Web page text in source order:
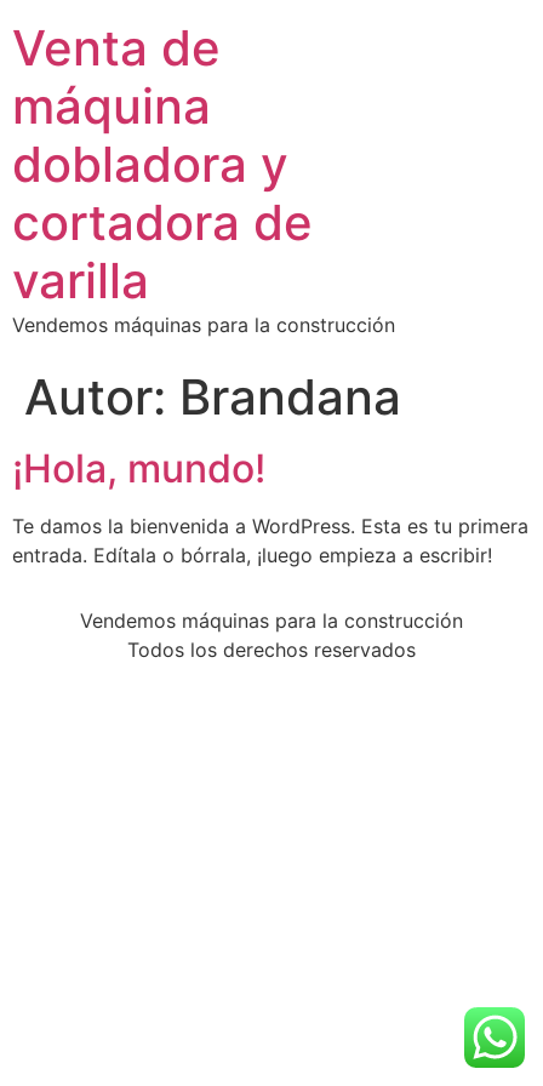
Venta de
máquina
dobladora y
cortadora de
varilla
Vendemos máquinas para la construcción
Autor: Brandana
¡Hola, mundo!
Te damos la bienvenida a WordPress. Esta es tu primera
entrada. Edítala o bórrala, ¡luego empieza a escribir!
Vendemos máquinas para la construcción
Todos los derechos reservados